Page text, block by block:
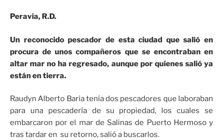
Peravia, R.D.
Un reconocido pescador de esta ciudad que salió en
procura de unos compañeros que se encontraban en
altar mar no ha regresado, aunque por quienes salió ya
están en tierra.
Raudyn Alberto Baria tenía dos pescadores que laboraban
para una pescadería de su propiedad, los cuales se
embarcaron por el mar de Salinas de Puerto Hermoso y
tras tardar en su retorno, salió a buscarlos.